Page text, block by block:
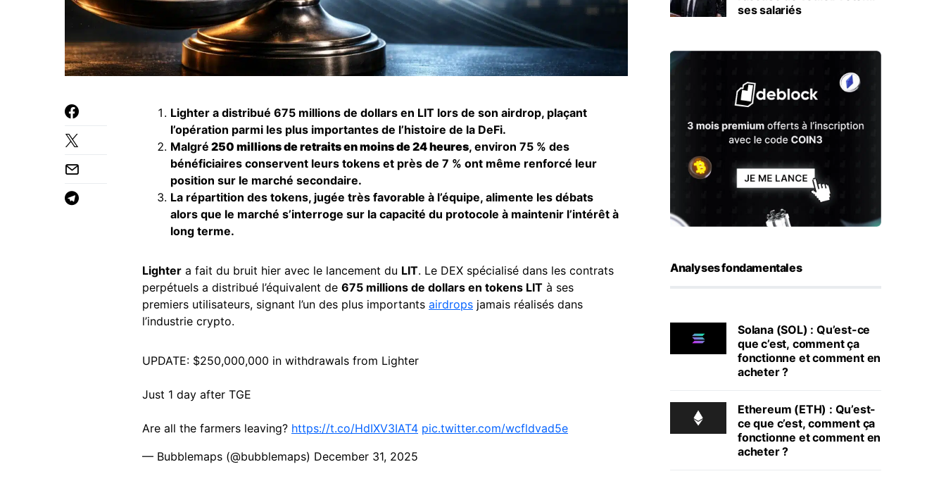
Lighter a distribué 675 millions de dollars en LIT lors de son airdrop, plaçant
l’opération parmi les plus importantes de l’histoire de la DeFi.
Malgré 250 millions de retraits en moins de 24 heures, environ 75 % des
bénéficiaires conservent leurs tokens et près de 7 % ont même renforcé leur
position sur le marché secondaire.
La répartition des tokens, jugée très favorable à l’équipe, alimente les débats
alors que le marché s’interroge sur la capacité du protocole à maintenir l’intérêt à
long terme.
Lighter a fait du bruit hier avec le lancement du LIT. Le DEX spécialisé dans les contrats
perpétuels a distribué l’équivalent de 675 millions de dollars en tokens LIT à ses
premiers utilisateurs, signant l’un des plus importants airdrops jamais réalisés dans
l’industrie crypto.
UPDATE: $250,000,000 in withdrawals from Lighter
Just 1 day after TGE
Are all the farmers leaving? https://t.co/HdIXV3IAT4 pic.twitter.com/wcfldvad5e
— Bubblemaps (@bubblemaps) December 31, 2025
ses salariés
Analyses fondamentales
Solana (SOL) : Qu’est-ce
que c’est, comment ça
fonctionne et comment en
acheter ?
Ethereum (ETH) : Qu’est-
ce que c’est, comment ça
fonctionne et comment en
acheter ?